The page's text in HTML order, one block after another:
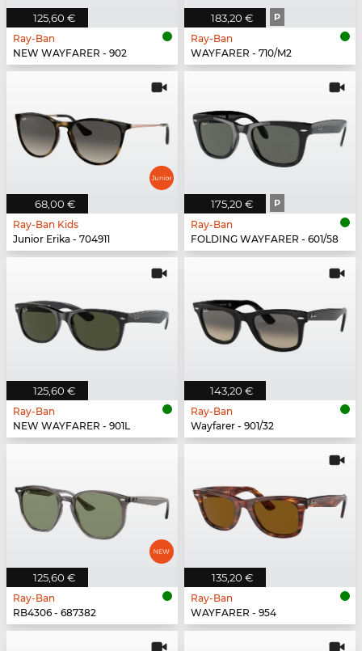
125,60 €
Ray-Ban
NEW WAYFARER - 902
183,20 € P
Ray-Ban
WAYFARER - 710/M2
68,00 €
Ray-Ban Kids
Junior Erika - 704911
175,20 € P
Ray-Ban
FOLDING WAYFARER - 601/58
125,60 €
Ray-Ban
NEW WAYFARER - 901L
143,20 €
Ray-Ban
Wayfarer - 901/32
125,60 €
Ray-Ban
RB4306 - 687382
135,20 €
Ray-Ban
WAYFARER - 954